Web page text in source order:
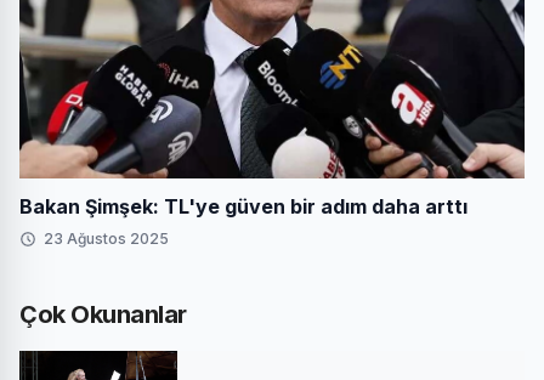
Bakan Şimşek: TL'ye güven bir adım daha arttı
23 Ağustos 2025
Çok Okunanlar